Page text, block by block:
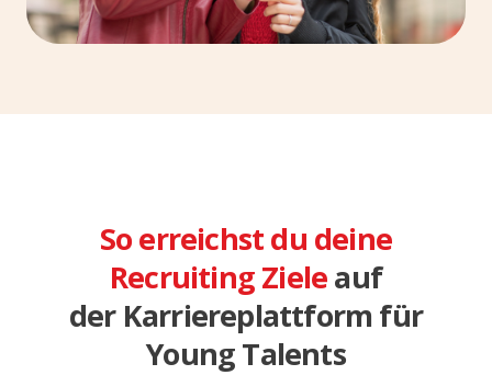
So erreichst du deine
Recruiting Zieleauf
der Karriereplattform für
Young Talents